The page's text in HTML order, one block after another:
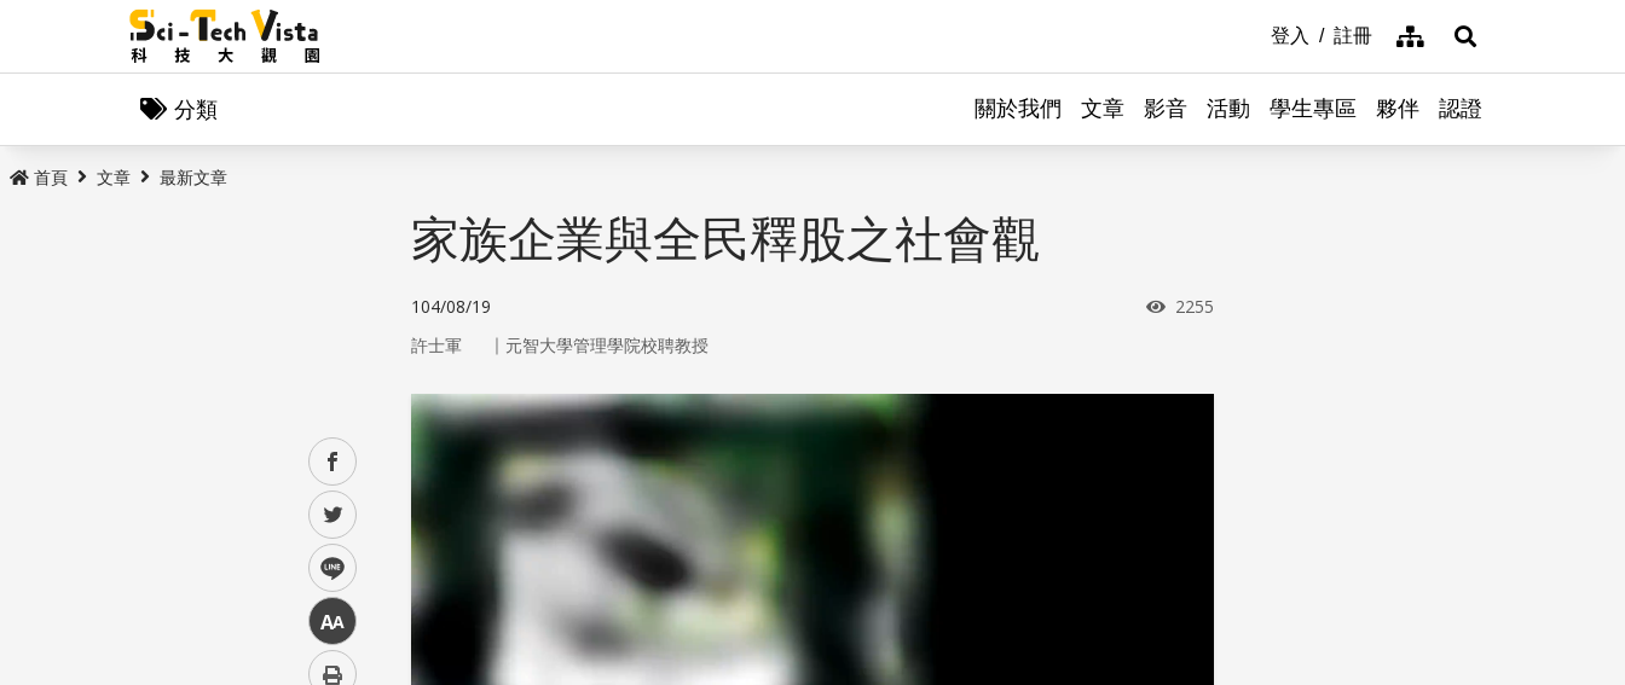
登入 註冊 網站導覽展開搜尋
分類 關於我們 文章 影音 活動 學生專區 夥伴 認證
首頁 文章 最新文章
facebook
twitter
line
中
家族企業與全民釋股之社會觀
104/08/19 瀏覽次數
2255
許士軍 ｜ 元智大學管理學院校聘教授